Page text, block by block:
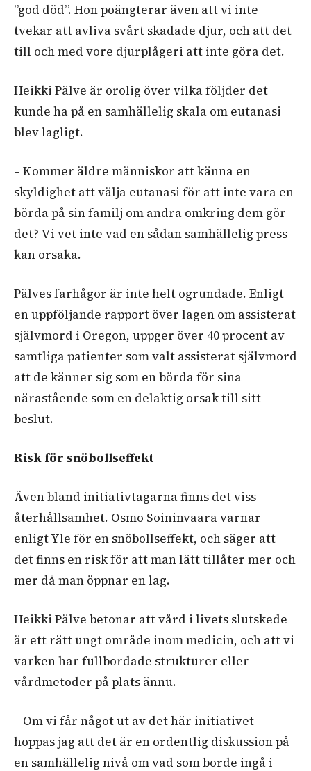
”god död”. Hon poängterar även att vi inte
tvekar att avliva svårt skadade djur, och att det
till och med vore djurplågeri att inte göra det.
Heikki Pälve är orolig över vilka följder det
kunde ha på en samhällelig skala om eutanasi
blev lagligt.
– Kommer äldre människor att känna en
skyldighet att välja eutanasi för att inte vara en
börda på sin familj om andra omkring dem gör
det? Vi vet inte vad en sådan samhällelig press
kan orsaka.
Pälves farhågor är inte helt ogrundade. Enligt
en uppföljande rapport över lagen om assisterat
självmord i Oregon, uppger över 40 procent av
samtliga patienter som valt assisterat självmord
att de känner sig som en börda för sina
närastående som en delaktig orsak till sitt
beslut.
Risk för snöbollseffekt
Även bland initiativtagarna finns det viss
återhållsamhet. Osmo Soininvaara varnar
enligt Yle för en snöbollseffekt, och säger att
det finns en risk för att man lätt tillåter mer och
mer då man öppnar en lag.
Heikki Pälve betonar att vård i livets slutskede
är ett rätt ungt område inom medicin, och att vi
varken har fullbordade strukturer eller
vårdmetoder på plats ännu.
– Om vi får något ut av det här initiativet
hoppas jag att det är en ordentlig diskussion på
en samhällelig nivå om vad som borde ingå i